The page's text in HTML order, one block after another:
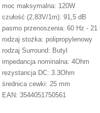
moc maksymalna: 120W
czułość (2,83V/1m): 91,5 dB
pasmo przenoszenia: 60 Hz - 21
rodzaj stożka: polipropylenowy
rodzaj Surround: Butyl
impedancja nominalna: 4Ohm
rezystancja DC: 3.3Ohm
średnica cewki: 25 mm
EAN: 3544051750561